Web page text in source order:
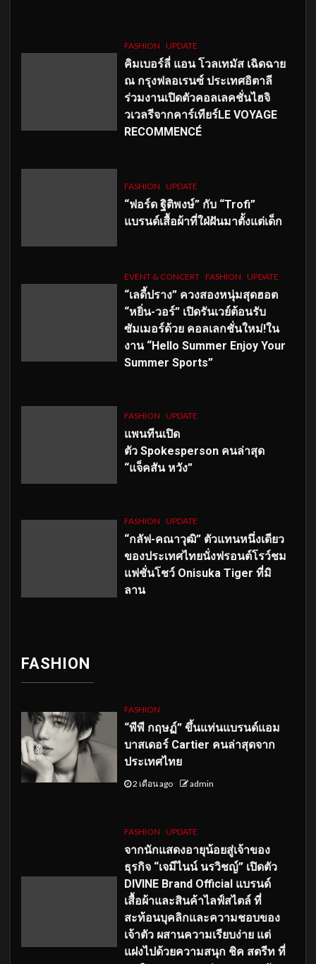
FASHION UPDATE
คิมเบอร์ลี่ แอน โวลเทมัส เฉิดฉาย
ณ กรุงฟลอเรนซ์ ประเทศอิตาลี
ร่วมงานเปิดตัวคอลเลคชั่นไฮจิ
วเวลรีจากคาร์เทียร์LE VOYAGE
RECOMMENCÉ
FASHION UPDATE
“ฟอร์ด ฐิติพงษ์” กับ “Trofi”
แบรนด์เสื้อผ้าที่ใฝ่ฝันมาตั้งแต่เด็ก
EVENT & CONCERT FASHION UPDATE
“เลดี้ปราง” ควงสองหนุ่มสุดฮอต
“หยิ่น-วอร์” เปิดรันเวย์ต้อนรับ
ซัมเมอร์ด้วย คอลเลกชั่นใหม่!ใน
งาน “Hello Summer Enjoy Your
Summer Sports”
FASHION UPDATE
แพนทีนเปิด
ตัว Spokesperson คนล่าสุด
“แจ็คสัน หวัง”
FASHION UPDATE
“กลัฟ-คณาวุฒิ” ตัวแทนหนึ่งเดียว
ของประเทศไทยนั่งฟรอนต์โรว์ชม
แฟชั่นโชว์ Onisuka Tiger ที่มิ
ลาน
FASHION
FASHION
“พีพี กฤษฏ์” ขึ้นแท่นแบรนด์แอม
บาสเดอร์ Cartier คนล่าสุดจาก
ประเทศไทย
2 เดือน ago admin
FASHION UPDATE
จากนักแสดงอายุน้อยสู่เจ้าของ
ธุรกิจ “เจมีไนน์ นรวิชญ์” เปิดตัว
DIVINE Brand Official แบรนด์
เสื้อผ้าและสินค้าไลฟ์สไตล์ ที่
สะท้อนบุคลิกและความชอบของ
เจ้าตัว ผสานความเรียบง่าย แต่
แฝงไปด้วยความสนุก ชิค สตรีท ที่